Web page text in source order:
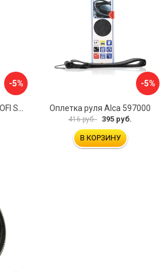
-5% -5%
Оплетка руля Alca 597000
416 руб. 395 руб.
В КОРЗИНУ